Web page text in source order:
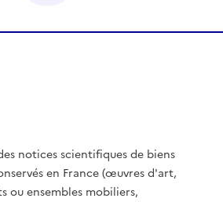
notices scientifiques de biens
en France (œuvres d'art,
ou ensembles mobiliers,